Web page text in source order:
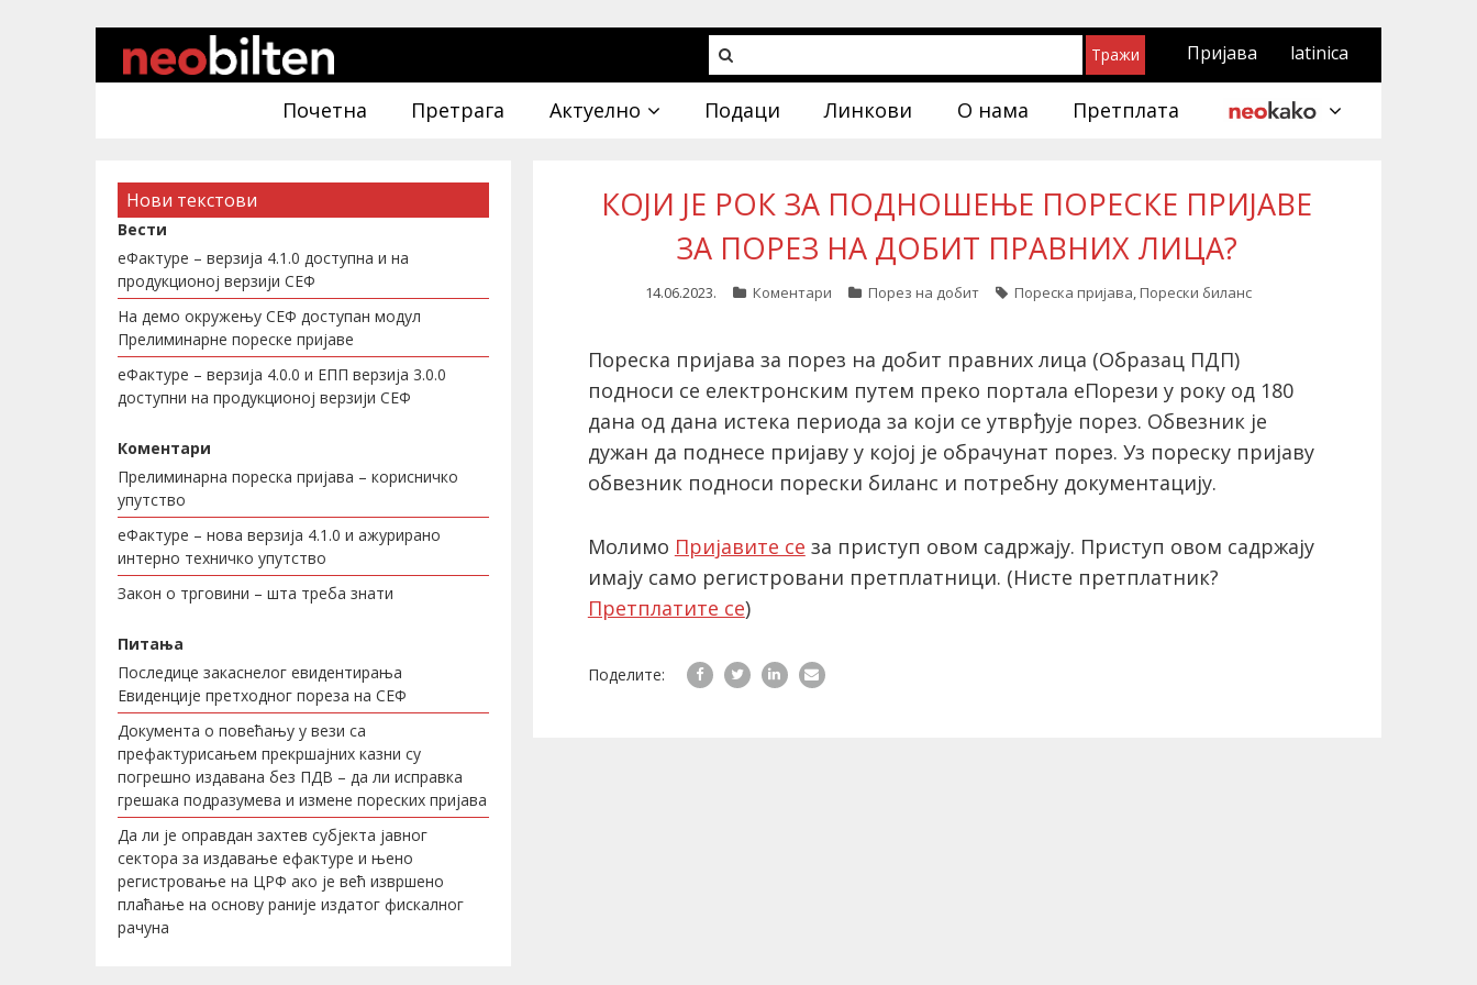
Пријава latinica
Почетна Претрага Актуелно Подаци Линкови О нама Претплата
КОЈИ ЈЕ РОК ЗА ПОДНОШЕЊЕ ПОРЕСКЕ ПРИЈАВЕ
ЗА ПОРЕЗ НА ДОБИТ ПРАВНИХ ЛИЦА?
14.06.2023. Коментари Порез на добит Пореска пријава, Порески биланс
Пореска пријава за порез на добит правних лица (Образац ПДП)
подноси се електронским путем преко портала еПорези у року од 180
дана од дана истека периода за који се утврђује порез. Обвезник је
дужан да поднесе пријаву у којој је обрачунат порез. Уз пореску пријаву
обвезник подноси порески биланс и потребну документацију.
Молимо Пријавите се за приступ овом садржају. Приступ овом садржају
имају само регистровани претплатници. (Нисте претплатник?
Претплатите се)
Поделите:
Нови текстови
Вести
еФактуре – верзија 4.1.0 доступна и на
продукционој верзији СЕФ
На демо окружењу СЕФ доступан модул
Прелиминарне пореске пријаве
еФактуре – верзија 4.0.0 и ЕПП верзија 3.0.0
доступни на продукционој верзији СЕФ
Коментари
Прелиминарна пореска пријава – корисничко
упутство
еФактуре – нова верзија 4.1.0 и ажурирано
интерно техничко упутство
Закон о трговини – шта треба знати
Питања
Последице закаснелог евидентирања
Евиденције претходног пореза на СЕФ
Документа о повећању у вези са
префактурисањем прекршајних казни су
погрешно издавана без ПДВ – да ли исправка
грешака подразумева и измене пореских пријава
Да ли је оправдан захтев субјекта јавног
сектора за издавање ефактуре и њено
регистровање на ЦРФ ако је већ извршено
плаћање на основу раније издатог фискалног
рачуна